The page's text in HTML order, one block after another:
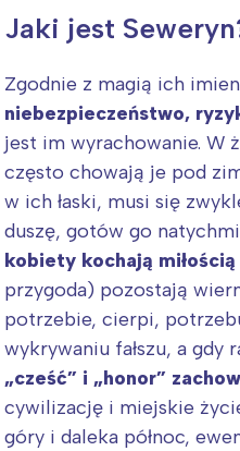
Jaki jest
Zgodnie z magią ich
niebezpieczeństwo,
jest im wyrachowanie. W
często chowają je pod
w ich łaski, musi się
duszę, gotów go
kobiety kochają
przygoda) pozostają
potrzebie, cierpi,
wykrywaniu fałszu, a gdy
„cześć” i „honor”
cywilizację i miejskie
góry i daleka północ,